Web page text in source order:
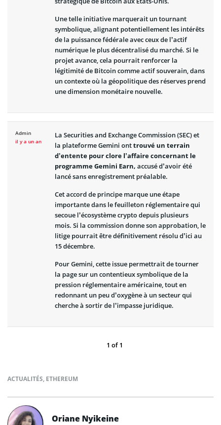
Une telle initiative marquerait un tournant
symbolique, alignant potentiellement les intérêts
de la puissance fédérale avec ceux de l’actif
numérique le plus décentralisé du marché. Si le
projet avance, cela pourrait renforcer la
légitimité de Bitcoin comme actif souverain, dans
un contexte où la géopolitique des réserves prend
une dimension monétaire nouvelle.
Admin
il y a un an
La Securities and Exchange Commission (SEC) et
la plateforme Gemini onttrouvé un terrain
d’entente pour clore l’affaire concernant le
programme Gemini Earn, accusé d’avoir été
lancé sans enregistrement préalable.
Cet accord de principe marque une étape
importante dans le feuilleton réglementaire qui
secoue l’écosystème crypto depuis plusieurs
mois. Si la commission donne son approbation, le
litige pourrait être définitivement résolu d’ici au
15 décembre.
Pour Gemini, cette issue permettrait de tourner
la page sur un contentieux symbolique de la
pression réglementaire américaine, tout en
redonnant un peu d’oxygène à un secteur qui
cherche à sortir de l’impasse juridique.
1 of1
ACTUALITÉS, ETHEREUM
Oriane Nyikeine